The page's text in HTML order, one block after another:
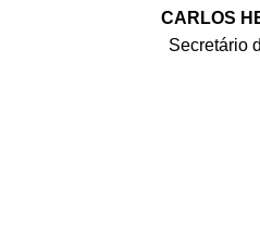
CARLOS
Secretário